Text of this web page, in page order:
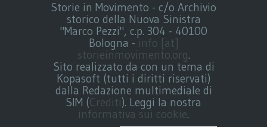
Storie in Movimento - c/o Archivio
storico della Nuova Sinistra
"Marco Pezzi", c.p. 304 - 40100
Bologna - info [at]
storieinmovimento.org.
Sito realizzato da con un tema di
Kopasoft (tutti i diritti riservati)
dalla Redazione multimediale di
SIM (Crediti). Leggi la nostra
informativa sui cookie.